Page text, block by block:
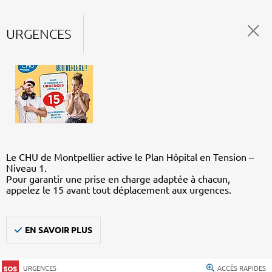
URGENCES
Le CHU de Montpellier active le Plan Hôpital en Tension –
Niveau 1.
Pour garantir une prise en charge adaptée à chacun,
appelez le 15 avant tout déplacement aux urgences.
EN SAVOIR PLUS
URGENCES ACCÈS RAPIDES